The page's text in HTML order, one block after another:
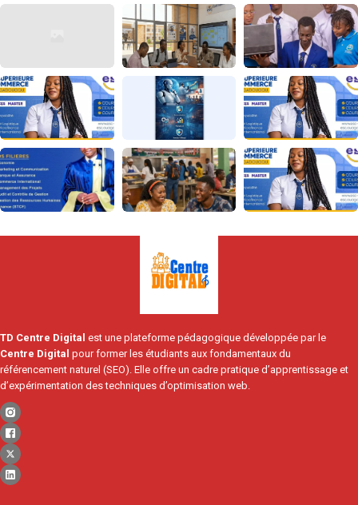
TD Centre Digital est une plateforme pédagogique développée par le
Centre Digital pour former les étudiants aux fondamentaux du
référencement naturel (SEO). Elle offre un cadre pratique d’apprentissage et
d’expérimentation des techniques d’optimisation web.